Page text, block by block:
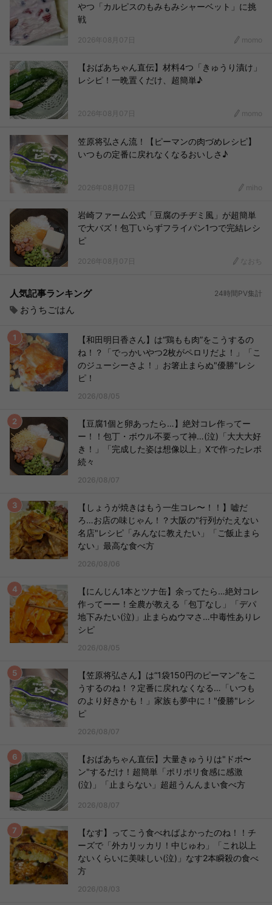
やつ「カルピスのもみもみシャーベット」に挑
戦
2026年08月07日 momo
【おばあちゃん直伝】材料4つ「きゅうり漬け」
レシピ！一晩置くだけ、超簡単♪
2026年08月07日 momo
笠原将弘さん流！【ピーマンの肉づめレシピ】
いつもの定番に戻れなくなるおいしさ♪
2026年08月07日 miho
岩崎ファーム公式「豆腐のチヂミ風」が超簡単
で大バズ！包丁いらずフライパン1つで完結レシ
ピ
2026年08月07日 なおち
人気記事ランキング 24時間PV集計
おうちごはん
【和田明日香さん】は“鶏もも肉”をこうするの
ね！？「でっかいやつ2枚がペロリだよ！」「こ
のジューシーさよ！」お箸止まらぬ"優勝"レシ
ピ！
2026/08/05
【豆腐1個と卵あったら…】絶対コレ作ってー
ー！！包丁・ボウル不要って神…(泣)「大大大好
き！」「完成した姿は想像以上」Xで作ったレポ
続々
2026/08/07
【しょうが焼きはもう一生コレ〜！！】嘘だ
ろ…お店の味じゃん！？大阪の"行列がたえない
名店"レシピ「みんなに教えたい」「ご飯止まら
ない」最高な食べ方
2026/08/06
【にんじん1本とツナ缶】余ってたら…絶対コレ
作ってーー！全農が教える「包丁なし」「デパ
地下みたい(泣)」止まらぬウマさ…中毒性ありレ
シピ
2026/08/05
【笠原将弘さん】は“1袋150円のピーマン”をこ
うするのね！？定番に戻れなくなる…「いつも
のより好きかも！」家族も夢中に！"優勝"レシ
ピ
2026/08/07
【おばあちゃん直伝】大量きゅうりは"ドボ〜
ン"するだけ！超簡単「ポリポリ食感に感激
(泣)」「止まらない」超超うんんまい食べ方
2026/08/07
【なす】ってこう食べればよかったのね！！チ
ーズで「外カリッカリ！中じゅわ」「これ以上
ないくらいに美味しい(泣)」なす2本瞬殺の食べ
方
2026/08/03